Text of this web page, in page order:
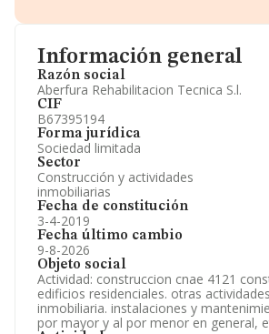
Información general
Razón social
Aberfura Rehabilitacion Tecnica S.l.
CIF
B67395194
Forma jurídica
Sociedad limitada
Sector
Construcción y actividades
inmobiliarias
Fecha de constitución
3-4-2019
Fecha último cambio
9-8-2026
Objeto social
Actividad: construccion cnae 4121
edificios residenciales. otras
inmobiliaria. instalaciones y
por mayor y al por menor en general,
Información oficial y registral